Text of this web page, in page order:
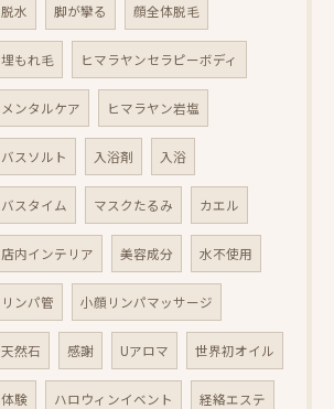
脱水 脚が攣る 顔全体脱毛
埋もれ毛 ヒマラヤンセラピーボディ
メンタルケア ヒマラヤン岩塩
バスソルト 入浴剤 入浴
バスタイム マスクたるみ カエル
店内インテリア 美容成分 水不使用
リンパ管 小顔リンパマッサージ
天然石 感謝 Uアロマ 世界初オイル
体験 ハロウィンイベント 経絡エステ